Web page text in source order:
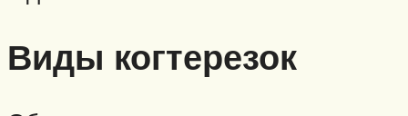
Виды когтерезок